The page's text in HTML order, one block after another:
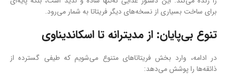
برای ساخت بسیاری از نسخه‌های دیگر فریتاتا به شمار می‌رود.
تنوع بی‌پایان: از مدیترانه تا اسکاندیناوی
در ادامه، وارد بخش فریتاتاهای متنوع می‌شویم که طیفی گسترده از
ذائقه‌ها را پوشش می‌دهد: